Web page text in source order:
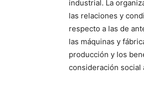
industrial. La
las relaciones y
respecto a las de
las máquinas y
producción y los
consideración social